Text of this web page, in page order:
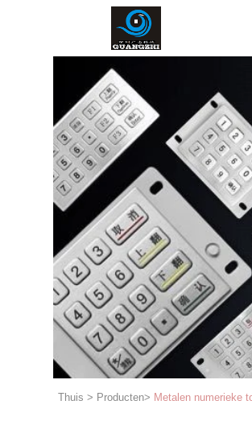
Thuis > Producten> Metalen numerieke